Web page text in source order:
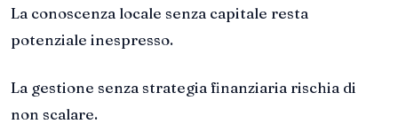
La conoscenza locale senza capitale resta
potenziale inespresso.
La gestione senza strategia finanziaria rischia di
non scalare.